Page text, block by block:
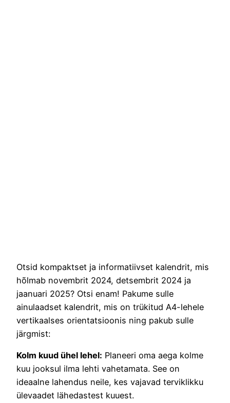
Otsid kompaktset ja informatiivset kalendrit, mis
hõlmab novembrit 2024, detsembrit 2024 ja
jaanuari 2025? Otsi enam! Pakume sulle
ainulaadset kalendrit, mis on trükitud A4-lehele
vertikaalses orientatsioonis ning pakub sulle
järgmist:
Kolm kuud ühel lehel: Planeeri oma aega kolme
kuu jooksul ilma lehti vahetamata. See on
ideaalne lahendus neile, kes vajavad terviklikku
ülevaadet lähedastest kuuest.